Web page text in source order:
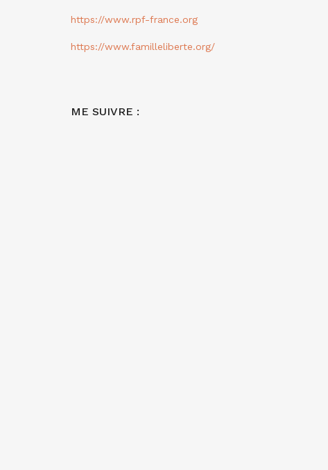
https://www.rpf-france.org
https://www.familleliberte.org/
ME SUIVRE :